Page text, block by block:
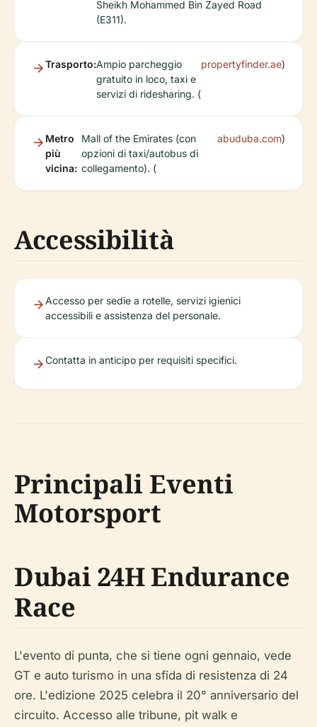
Sheikh Mohammed Bin Zayed Road
(E311).
Trasporto:Ampio parcheggio
gratuito in loco, taxi e
servizi di ridesharing. (
propertyfinder.ae)
Metro
più
vicina:
Mall of the Emirates (con
opzioni di taxi/autobus di
collegamento). (
abuduba.com)
Accessibilità
Accesso per sedie a rotelle, servizi igienici
accessibili e assistenza del personale.
Contatta in anticipo per requisiti specifici.
Principali Eventi
Motorsport
Dubai 24H Endurance
Race
L'evento di punta, che si tiene ogni gennaio, vede
GT e auto turismo in una sfida di resistenza di 24
ore. L'edizione 2025 celebra il 20° anniversario del
circuito. Accesso alle tribune, pit walk e